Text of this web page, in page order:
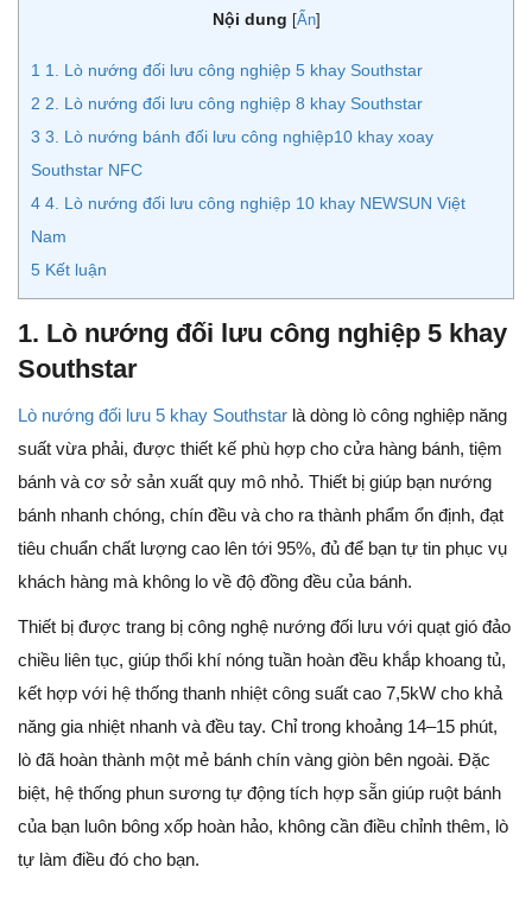
Nội dung [Ẩn]
1 1. Lò nướng đối lưu công nghiệp 5 khay Southstar
2 2. Lò nướng đối lưu công nghiệp 8 khay Southstar
3 3. Lò nướng bánh đối lưu công nghiệp10 khay xoay
Southstar NFC
4 4. Lò nướng đối lưu công nghiệp 10 khay NEWSUN Việt
Nam
5 Kết luận
1. Lò nướng đối lưu công nghiệp 5 khay
Southstar
Lò nướng đối lưu 5 khay Southstar là dòng lò công nghiệp năng
suất vừa phải, được thiết kế phù hợp cho cửa hàng bánh, tiệm
bánh và cơ sở sản xuất quy mô nhỏ. Thiết bị giúp bạn nướng
bánh nhanh chóng, chín đều và cho ra thành phẩm ổn định, đạt
tiêu chuẩn chất lượng cao lên tới 95%, đủ để bạn tự tin phục vụ
khách hàng mà không lo về độ đồng đều của bánh.
Thiết bị được trang bị công nghệ nướng đối lưu với quạt gió đảo
chiều liên tục, giúp thổi khí nóng tuần hoàn đều khắp khoang tủ,
kết hợp với hệ thống thanh nhiệt công suất cao 7,5kW cho khả
năng gia nhiệt nhanh và đều tay. Chỉ trong khoảng 14–15 phút,
lò đã hoàn thành một mẻ bánh chín vàng giòn bên ngoài. Đặc
biệt, hệ thống phun sương tự động tích hợp sẵn giúp ruột bánh
của bạn luôn bông xốp hoàn hảo, không cần điều chỉnh thêm, lò
tự làm điều đó cho bạn.